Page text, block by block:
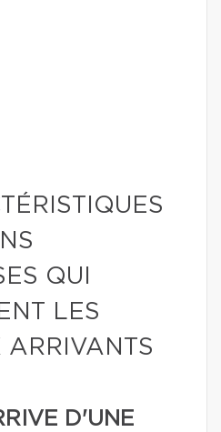
QUI
LES
ARRIVANTS
D'UNE